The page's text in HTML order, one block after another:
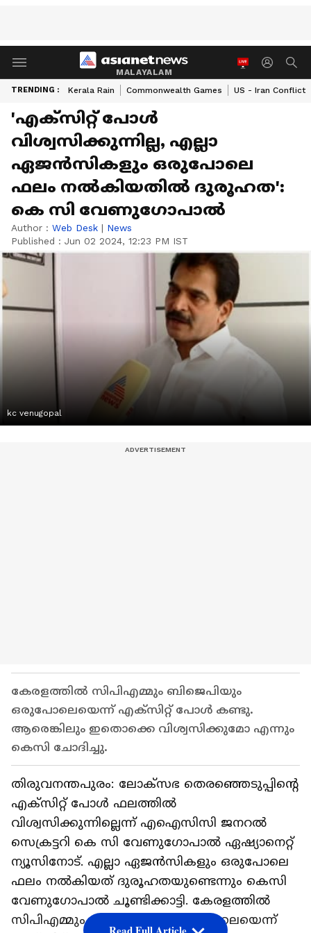
MALAYALAM
TRENDING : Kerala Rain Commonwealth Games US - Iran Conflict
'എക്സിറ്റ് പോൾ
വിശ്വസിക്കുന്നില്ല, എല്ലാ
ഏജൻസികളും ഒരുപോലെ
ഫലം നൽകിയതിൽ ദുരൂഹത':
കെ സി വേണു​ഗോപാൽ
Author : Web Desk | News
Published : Jun 02 2024, 12:23 PM IST
kc venugopal
കേരളത്തിൽ സിപിഎമ്മും ബിജെപിയും
ഒരുപോലെയെന്ന് എക്സിറ്റ് പോൾ കണ്ടു.
ആരെങ്കിലും ഇതൊക്കെ വിശ്വസിക്കുമോ എന്നും
കെസി ചോദിച്ചു.
തിരുവനന്തപുരം: ലോക്സഭ തെരഞ്ഞെടുപ്പിന്റെ
എക്സിറ്റ് പോൾ ഫലത്തിൽ
വിശ്വസിക്കുന്നില്ലെന്ന് എഐസിസി ജനറൽ
സെക്രട്ടറി കെ സി വേണു​ഗോപാൽ ഏഷ്യാനെറ്റ്
ന്യൂസിനോട്. എല്ലാ ഏജൻസികളും ഒരുപോലെ
ഫലം നൽകിയത് ദുരൂഹതയുണ്ടെന്നും കെസി
വേണു​ഗോപാൽ ചൂണ്ടിക്കാട്ടി. കേരളത്തിൽ
സിപിഎമ്മും ബിജെപിയും ഒരുപോലെയെന്ന്